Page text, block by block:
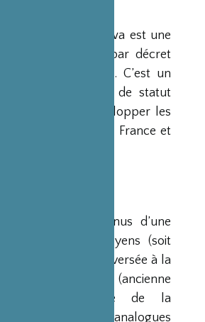
Japonaise Sasakawa est une
d’utilité publique par décret
du 23 mars 1990. C’est un
but lucratif et de statut
mission de « développer les
et d’amitié entre la France et
des revenus d’une
trois milliards de yens (soit
à l’époque) versée à la
Nippon (ancienne
Japonaise de la
Des institutions analogues